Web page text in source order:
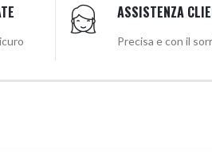
ASSISTENZA
Precisa e con il